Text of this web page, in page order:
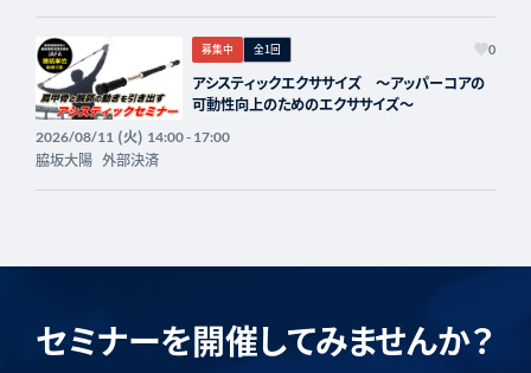
募集中 全1回 0
アシスティックエクササイズ 〜アッパーコアの
可動性向上のためのエクササイズ〜
2026/08/11(火) 14:00 - 17:00
脇坂大陽 外部決済
セミナーを開催してみませんか？